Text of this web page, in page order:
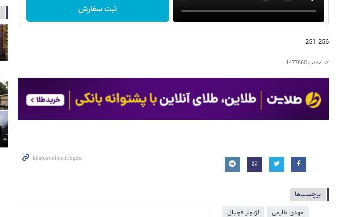
ثبت سفارش
256 251
کد مطلب1477665
برچسب‌ها
مهدی طارمی لژیونر فوتبال